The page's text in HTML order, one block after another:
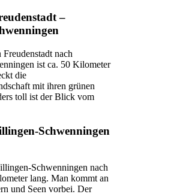
–
nach
ist ca. 50 Kilometer
die
mit ihren grünen
toll ist der Blick vom
Schwenningen
Schwenningen nach
lang. Man kommt an
und Seen vorbei. Der